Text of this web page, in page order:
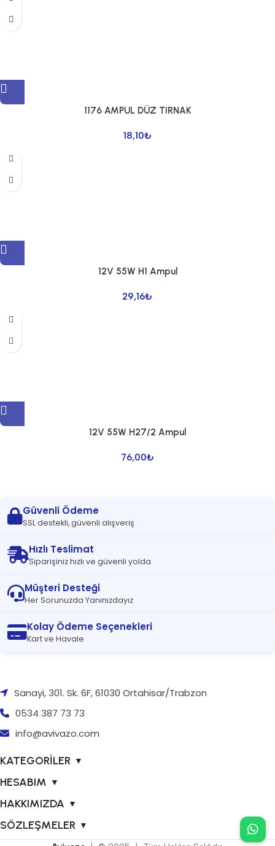
1176 AMPUL DÜZ TIRNAK
18,10₺
12V 55W H1 Ampul
29,16₺
12V 55W H27/2 Ampul
76,00₺
Güvenli Ödeme
SSL destekli, güvenli alışveriş
Hızlı Teslimat
Siparişiniz hızlı ve güvenli yolda
Müşteri Desteği
Her Sorunuzda Yanınızdayız
Kolay Ödeme Seçenekleri
Kart ve Havale
Sanayi, 301. Sk. 6F, 61030 Ortahisar/Trabzon
0534 387 73 73
info@avivazo.com
KATEGORİLER ▼
HESABIM ▼
HAKKIMIZDA ▼
SÖZLEŞMELER ▼